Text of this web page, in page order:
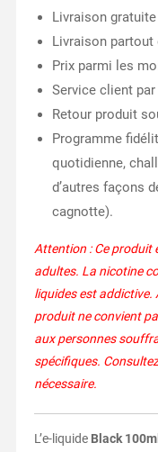
Livraison
Livraison partout
Prix parmi les
Service client
Retour produit
Programme
quotidienne,
d’autres façons
cagnotte).
Attention : Ce produit
adultes. La nicotine
liquides est addictive.
produit ne convient
aux personnes
spécifiques.
nécessaire.
L’e-liquide Black 100ml